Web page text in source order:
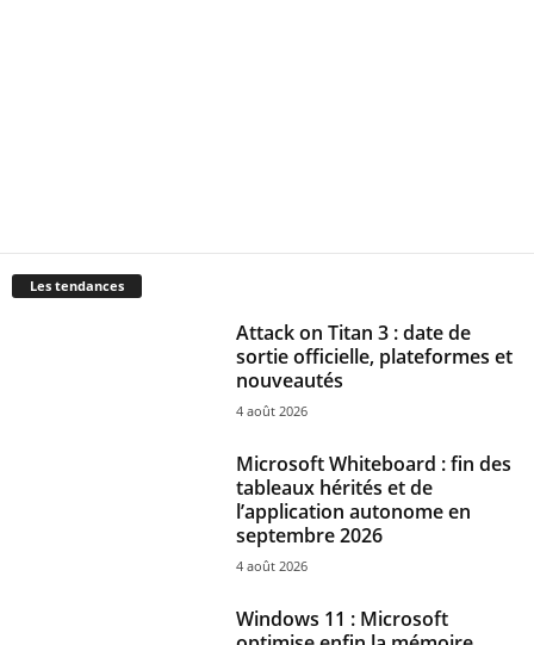
Les tendances
Attack on Titan 3 : date de
sortie officielle, plateformes et
nouveautés
4 août 2026
Microsoft Whiteboard : fin des
tableaux hérités et de
l’application autonome en
septembre 2026
4 août 2026
Windows 11 : Microsoft